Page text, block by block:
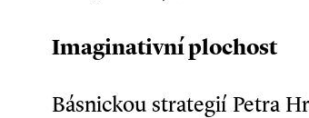
Imaginativní plochost
Básnickou strategií Petra